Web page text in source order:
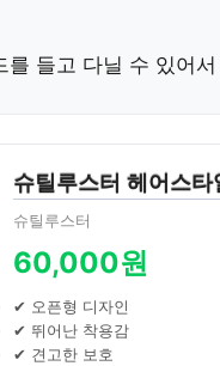
를 들고 다닐 수 있어
슈틸루스터 헤어스타
슈틸루스터
60,000원
✔ 오픈형 디자인
✔ 뛰어난 착용감
✔ 견고한 보호